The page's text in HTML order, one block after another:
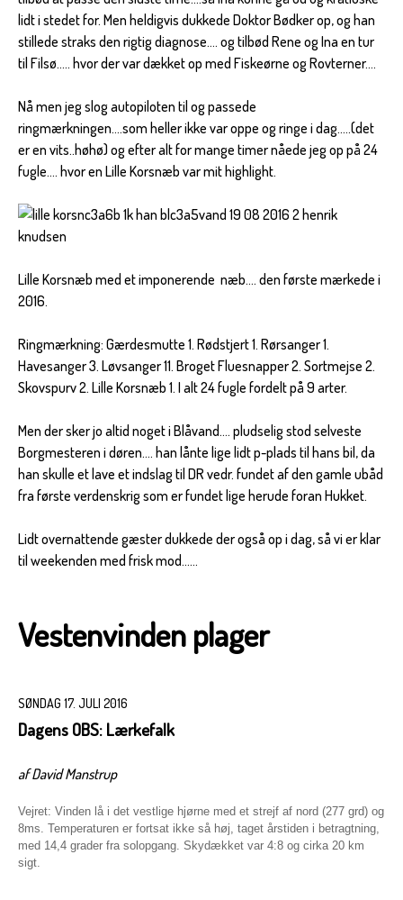
lidt i stedet for. Men heldigvis dukkede Doktor Bødker op, og han
stillede straks den rigtig diagnose…. og tilbød Rene og Ina en tur
til Filsø….. hvor der var dækket op med Fiskeørne og Rovterner….
Nå men jeg slog autopiloten til og passede
ringmærkningen….som heller ikke var oppe og ringe i dag…..(det
er en vits..høhø) og efter alt for mange timer nåede jeg op på 24
fugle…. hvor en Lille Korsnæb var mit highlight.
Lille Korsnæb med et imponerende næb…. den første mærkede i
2016.
Ringmærkning: Gærdesmutte 1. Rødstjert 1. Rørsanger 1.
Havesanger 3. Løvsanger 11. Broget Fluesnapper 2. Sortmejse 2.
Skovspurv 2. Lille Korsnæb 1. I alt 24 fugle fordelt på 9 arter.
Men der sker jo altid noget i Blåvand…. pludselig stod selveste
Borgmesteren i døren…. han lånte lige lidt p-plads til hans bil, da
han skulle et lave et indslag til DR vedr. fundet af den gamle ubåd
fra første verdenskrig som er fundet lige herude foran Hukket.
Lidt overnattende gæster dukkede der også op i dag, så vi er klar
til weekenden med frisk mod……
Vestenvinden plager
SØNDAG 17. JULI 2016
Dagens OBS: Lærkefalk
af David Manstrup
Vejret: Vinden lå i det vestlige hjørne med et strejf af nord (277 grd) og
8ms. Temperaturen er fortsat ikke så høj, taget årstiden i betragtning,
med 14,4 grader fra solopgang. Skydækket var 4:8 og cirka 20 km
sigt.